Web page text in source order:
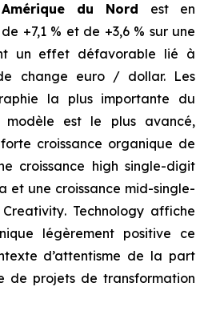
Amérique du Nord est en
+7,1 % et de +3,6 % sur une
un effet défavorable lié à
change euro / dollar. Les
la plus importante du
est le plus avancé,
croissance organique de
croissance high single-digit
et une croissance mid-single-
. Technology affiche
légèrement positive ce
d’attentisme de la part
de projets de transformation